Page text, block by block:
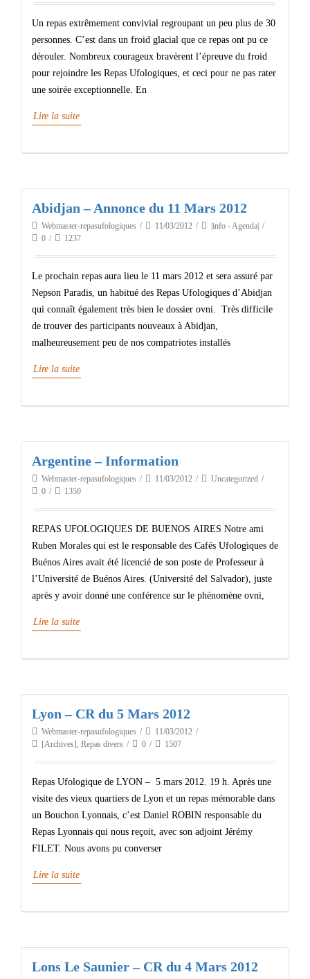
Un repas extrêmement convivial regroupant un peu plus de 30
personnes. C’est dans un froid glacial que ce repas ont pu ce
dérouler. Nombreux courageux bravèrent l’épreuve du froid
pour rejoindre les Repas Ufologiques, et ceci pour ne pas rater
une soirée exceptionnelle. En
Lire la suite
Abidjan – Annonce du 11 Mars 2012
Webmaster-repasufologiques 11/03/2012
|info - Agenda|
0
1237
Le prochain repas aura lieu le 11 mars 2012 et sera assuré par
Nepson Paradis, un habitué des Repas Ufologiques d’Abidjan
qui connaît également très bien le dossier ovni. Très difficile
de trouver des participants nouveaux à Abidjan,
malheureusement peu de nos compatriotes installés
Lire la suite
Argentine – Information
Webmaster-repasufologiques 11/03/2012
Uncategorized
0
1350
REPAS UFOLOGIQUES DE BUENOS AIRES Notre ami
Ruben Morales qui est le responsable des Cafés Ufologiques de
Buénos Aires avait été licencié de son poste de Professeur à
l’Université de Buénos Aires. (Université del Salvador), juste
après y avoir donné une conférence sur le phénomène ovni,
Lire la suite
Lyon – CR du 5 Mars 2012
Webmaster-repasufologiques
11/03/2012
[Archives], Repas divers 0 1507
Repas Ufologique de LYON – 5 mars 2012. 19 h. Après une
visite des vieux quartiers de Lyon et un repas mémorable dans
un Bouchon Lyonnais, c’est Daniel ROBIN responsable du
Repas Lyonnais qui nous reçoit, avec son adjoint Jérémy
FILET. Nous avons pu converser
Lire la suite
Lons Le Saunier – CR du 4 Mars 2012